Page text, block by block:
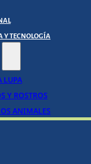
Y TECNOLOGÍA
LUPA
Y ROSTROS
ANIMALES